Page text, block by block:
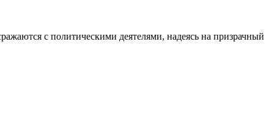
с политическими деятелями, надеясь на призрачный